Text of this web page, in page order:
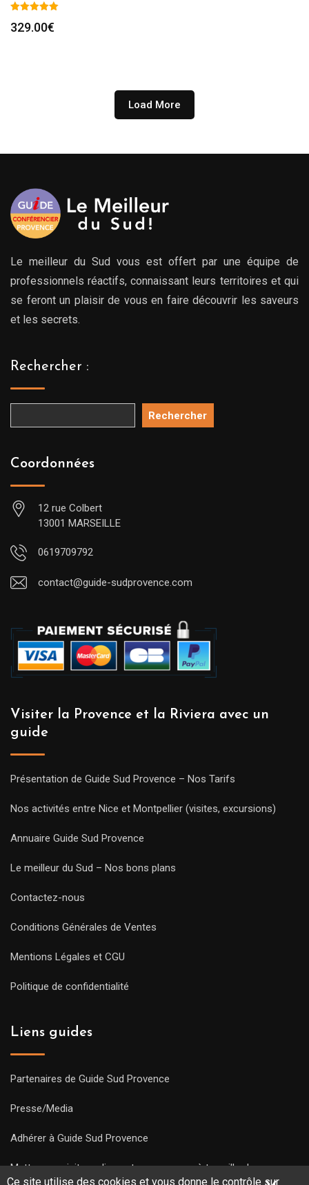
Ce site utilise des cookies et vous donne le contrôle sur
329.00€
Load More
Le meilleur du Sud vous est offert par une équipe de
professionnels réactifs, connaissant leurs territoires et qui
se feront un plaisir de vous en faire découvrir les saveurs
et les secrets.
Rechercher :
Rechercher
Coordonnées
12 rue Colbert
13001 MARSEILLE
0619709792
contact@guide-sudprovence.com
Visiter la Provence et la Riviera avec un
guide
Présentation de Guide Sud Provence – Nos Tarifs
Nos activités entre Nice et Montpellier (visites, excursions)
Annuaire Guide Sud Provence
Le meilleur du Sud – Nos bons plans
Contactez-nous
Conditions Générales de Ventes
Mentions Légales et CGU
Politique de confidentialité
Liens guides
Partenaires de Guide Sud Provence
Presse/Media
Adhérer à Guide Sud Provence
Mettre une visite en ligne et commencez à travailler !